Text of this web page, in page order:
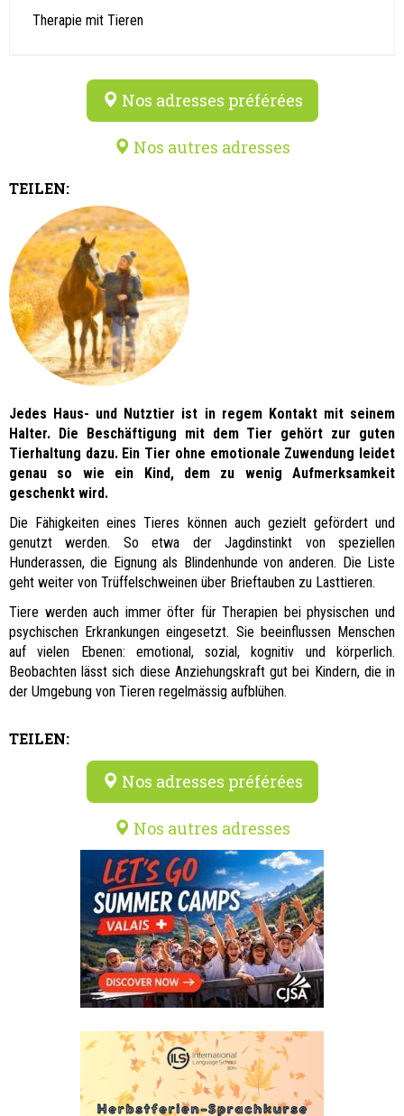
Therapie mit Tieren
Nos adresses préférées
Nos autres adresses
TEILEN:
Jedes Haus- und Nutztier ist in regem Kontakt mit seinem
Halter. Die Beschäftigung mit dem Tier gehört zur guten
Tierhaltung dazu. Ein Tier ohne emotionale Zuwendung leidet
genau so wie ein Kind, dem zu wenig Aufmerksamkeit
geschenkt wird.
Die Fähigkeiten eines Tieres können auch gezielt gefördert und
genutzt werden. So etwa der Jagdinstinkt von speziellen
Hunderassen, die Eignung als Blindenhunde von anderen. Die Liste
geht weiter von Trüffelschweinen über Brieftauben zu Lasttieren.
Tiere werden auch immer öfter für Therapien bei physischen und
psychischen Erkrankungen eingesetzt. Sie beeinflussen Menschen
auf vielen Ebenen: emotional, sozial, kognitiv und körperlich.
Beobachten lässt sich diese Anziehungskraft gut bei Kindern, die in
der Umgebung von Tieren regelmässig aufblühen.
TEILEN:
Nos adresses préférées
Nos autres adresses